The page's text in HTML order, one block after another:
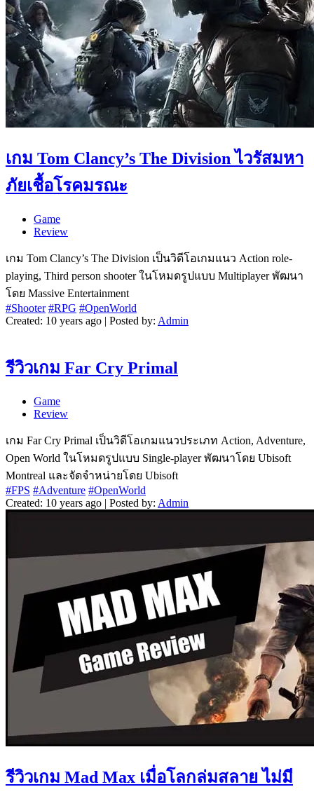
เกม Tom Clancy’s The Division ไวรัสมหา
ภัยเชื้อโรคมรณะ
Game
Review
เกม Tom Clancy’s The Division เป็นวิดีโอเกมแนว Action role-
playing, Third person shooter ในโหมดรูปแบบ Multiplayer พัฒนา
โดย Massive Entertainment
#Shooter #RPG #OpenWorld
Created: 10 years ago | Posted by: Admin
รีวิวเกม Far Cry Primal
Game
Review
เกม Far Cry Primal เป็นวิดีโอเกมแนวประเภท Action, Adventure,
Open World ในโหมดรูปแบบ Single-player พัฒนาโดย Ubisoft
Montreal และจัดจำหน่ายโดย Ubisoft
#FPS #Adventure #OpenWorld
Created: 10 years ago | Posted by: Admin
รีวิวเกม Mad Max เมื่อโลกล่มสลาย ไม่มี